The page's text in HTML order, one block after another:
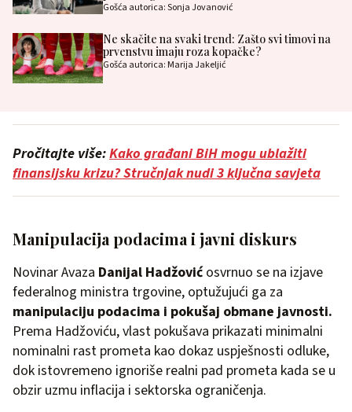
Gošća autorica: Sonja Jovanović
Ne skačite na svaki trend: Zašto svi timovi na
prvenstvu imaju roza kopačke?
Gošća autorica: Marija Jakeljić
Pročitajte više:Kako građani BiH mogu ublažiti
finansijsku krizu? Stručnjak nudi 3 ključna savjeta
Manipulacija podacima i javni diskurs
Novinar Avaza Danijal Hadžovićosvrnuo se na izjave
federalnog ministra trgovine, optužujući ga za
manipulaciju podacima i pokušaj obmane javnosti.
Prema Hadžoviću, vlast pokušava prikazati minimalni
nominalni rast prometa kao dokaz uspješnosti odluke,
dok istovremeno ignoriše realni pad prometa kada se u
obzir uzmu inflacija i sektorska ograničenja.